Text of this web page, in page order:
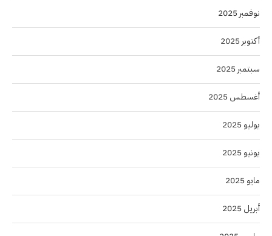
نوفمبر 2025
أكتوبر 2025
سبتمبر 2025
أغسطس 2025
يوليو 2025
يونيو 2025
مايو 2025
أبريل 2025